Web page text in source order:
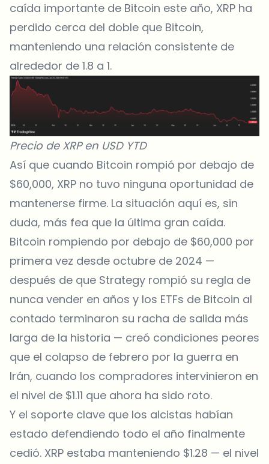
caída importante de Bitcoin este año, XRP ha
perdido cerca del doble que Bitcoin,
manteniendo una relación consistente de
alrededor de 1.8 a 1.
Precio de XRP en USD YTD
Así que cuando Bitcoin rompió por debajo de
$60,000, XRP no tuvo ninguna oportunidad de
mantenerse firme. La situación aquí es, sin
duda, más fea que la última gran caída.
Bitcoin rompiendo por debajo de $60,000 por
primera vez desde octubre de 2024 —
después de que Strategy rompió su regla de
nunca vender en años y los ETFs de Bitcoin al
contado terminaron su racha de salida más
larga de la historia — creó condiciones peores
que el colapso de febrero por la guerra en
Irán, cuando los compradores intervinieron en
el nivel de $1.11 que ahora ha sido roto.
Y el soporte clave que los alcistas habían
estado defendiendo todo el año finalmente
cedió. XRP estaba manteniendo $1.28 — el nivel